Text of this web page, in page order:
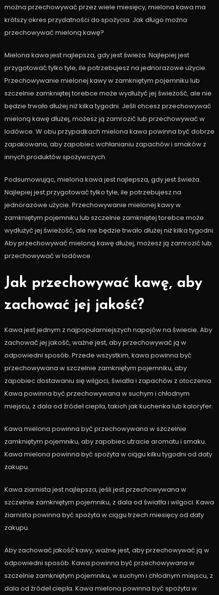
można przechowywać przez wiele miesięcy, mielona kawa ma
krótszy okres przydatności do spożycia. Jak długo można
przechowywać mieloną kawę?
Mielona kawa jest najlepsza, gdy jest świeża. Najlepiej jest
przygotować tylko tyle, ile potrzebujesz na jednorazowe użycie.
Przechowywanie mielonej kawy w zamkniętym pojemniku lub
szczelnie zamkniętej torebce może wydłużyć jej świeżość, ale nie
będzie trwało dłużej niż kilka tygodni. Jeśli chcesz przechowywać
mieloną kawę dłużej, możesz ją zamrozić lub przechowywać w
lodówce. W obu przypadkach mielona kawa powinna być dobrze
zapakowana, aby zapobiec wchłanianiu zapachów i smaków z
innych produktów spożywczych.
Podsumowując, mielona kawa jest najlepsza, gdy jest świeża.
Najlepiej jest przygotować tylko tyle, ile potrzebujesz na
jednorazowe użycie. Przechowywanie mielonej kawy w
zamkniętym pojemniku lub szczelnie zamkniętej torebce może
wydłużyć jej świeżość, ale nie będzie trwało dłużej niż kilka tygodni.
Aby przechowywać mieloną kawę dłużej, możesz ją zamrozić lub
przechowywać w lodówce.
Jak przechowywać kawę, aby
zachować jej jakość?
Kawa jest jednym z najpopularniejszych napojów na świecie. Aby
zachować jej jakość, ważne jest, aby przechowywać ją w
odpowiedni sposób. Przede wszystkim, kawa powinna być
przechowywana w szczelnie zamkniętym pojemniku, aby
zapobiec dostawaniu się wilgoci, światła i zapachów z otoczenia.
Kawa powinna być przechowywana w suchym i chłodnym
miejscu, z dala od źródeł ciepła, takich jak kuchenka lub kaloryfer.
Kawa mielona powinna być przechowywana w szczelnie
zamkniętym pojemniku, aby zapobiec utracie aromatu i smaku.
Kawa mielona powinna być spożyta w ciągu kilku tygodni od daty
zakupu.
Kawa ziarnista jest najlepsza, jeśli jest przechowywana w
szczelnie zamkniętym pojemniku, z dala od światła i wilgoci. Kawa
ziarnista powinna być spożyta w ciągu trzech miesięcy od daty
zakupu.
Aby zachować jakość kawy, ważne jest, aby przechowywać ją w
odpowiedni sposób. Kawa powinna być przechowywana w
szczelnie zamkniętym pojemniku, w suchym i chłodnym miejscu, z
dala od źródeł ciepła. Kawa mielona powinna być spożyta w